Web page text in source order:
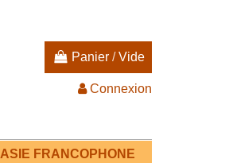
Panier /Vide
Connexion
ASIE FRANCOPHONE